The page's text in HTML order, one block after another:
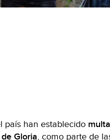
país han establecido
Gloria, como parte de